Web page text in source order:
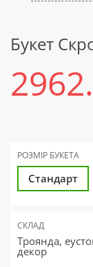
Букет
РОЗМІР БУКЕТА
Стандарт
СКЛАД
Троянда,
декор